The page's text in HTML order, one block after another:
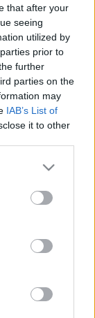
that after your
seeing
utilized by
prior to
further
parties on the
may
IAB’s List of
it to other
more Google
may click to
tags to
below Google
Taylor
dolláros
turnék
élen, 259,5
Az
Érdemes